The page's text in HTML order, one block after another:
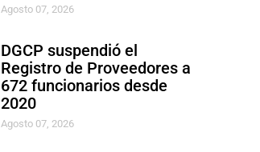
Agosto 07, 2026
DGCP suspendió el
Registro de Proveedores a
672 funcionarios desde
2020
Agosto 07, 2026